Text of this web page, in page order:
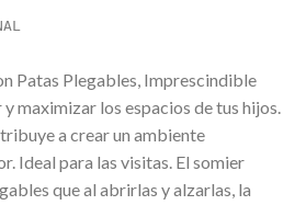
Patas Plegables, Imprescindible
maximizar los espacios de tus hijos.
a crear un ambiente
Ideal para las visitas. El somier
que al abrirlas y alzarlas, la